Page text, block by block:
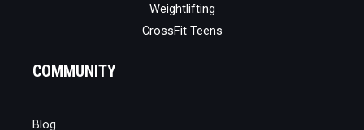
Weightlifting
CrossFit Teens
COMMUNITY
Blog